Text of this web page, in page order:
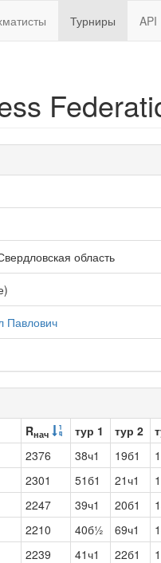
Турниры API
область
Павлович
Rнач тур 1 тур 2
2376 38ч1 19б1
2301 51б1 21ч1
2247 39ч1 20б1
2210 40б½ 69ч1
2239 41ч1 22б1